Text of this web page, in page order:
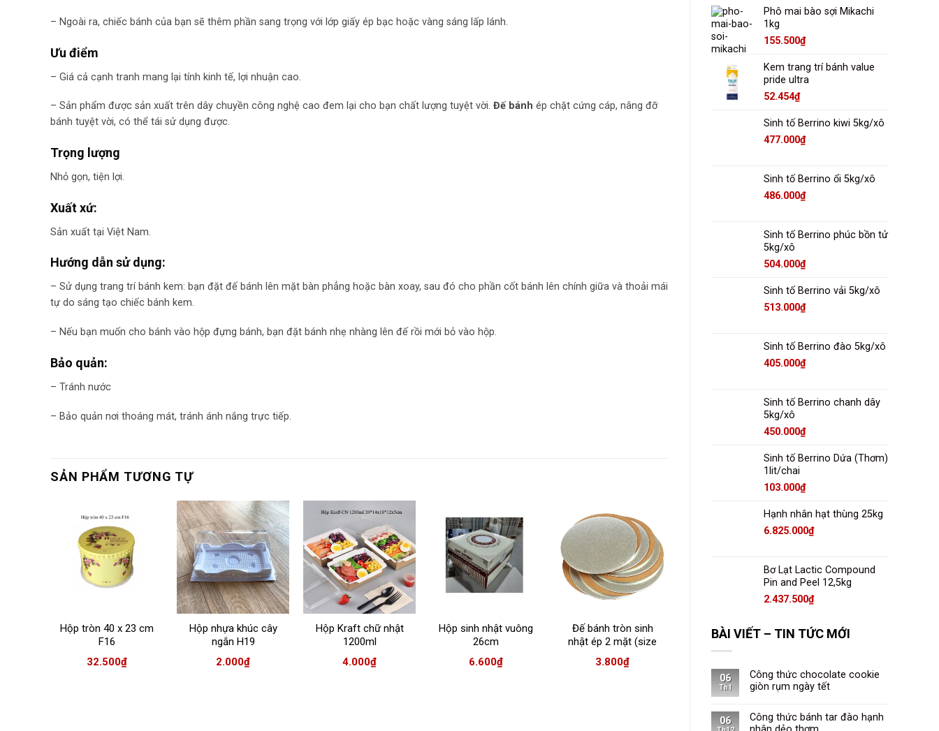
– Ngoài ra, chiếc bánh của bạn sẽ thêm phần sang trọng với lớp giấy ép bạc hoặc vàng sáng lấp lánh.
Ưu điểm
– Giá cả cạnh tranh mang lại tính kinh tế, lợi nhuận cao.
– Sản phẩm được sản xuất trên dây chuyền công nghệ cao đem lại cho bạn chất lượng tuyệt vời. Đế bánh ép chặt cứng cáp, nâng đỡ
bánh tuyệt vời, có thể tái sử dụng được.
Trọng lượng
Nhỏ gọn, tiện lợi.
Xuất xứ:
Sản xuất tại Việt Nam.
Hướng dẫn sử dụng:
– Sử dụng trang trí bánh kem: bạn đặt đế bánh lên mặt bàn phẳng hoặc bàn xoay, sau đó cho phần cốt bánh lên chính giữa và thoải mái
tự do sáng tạo chiếc bánh kem.
– Nếu bạn muốn cho bánh vào hộp đựng bánh, bạn đặt bánh nhẹ nhàng lên đế rồi mới bỏ vào hộp.
Bảo quản:
– Tránh nước
– Bảo quản nơi thoáng mát, tránh ánh nắng trực tiếp.
SẢN PHẨM TƯƠNG TỰ
Hộp tròn 40 x 23 cm
F16
32.500₫
Hộp nhựa khúc cây
ngắn H19
2.000₫
Hộp Kraft chữ nhật
1200ml
4.000₫
Hộp sinh nhật vuông
26cm
6.600₫
Đế bánh tròn sinh
nhật ép 2 mặt (size
26)
3.800₫
Phô mai bào sợi Mikachi
1kg
155.500₫
Kem trang trí bánh value
pride ultra
52.454₫
Sinh tố Berrino kiwi 5kg/xô
477.000₫
Sinh tố Berrino ổi 5kg/xô
486.000₫
Sinh tố Berrino phúc bồn tử
5kg/xô
504.000₫
Sinh tố Berrino vải 5kg/xô
513.000₫
Sinh tố Berrino đào 5kg/xô
405.000₫
Sinh tố Berrino chanh dây
5kg/xô
450.000₫
Sinh tố Berrino Dứa (Thơm)
1lit/chai
103.000₫
Hạnh nhân hạt thùng 25kg
6.825.000₫
Bơ Lạt Lactic Compound
Pin and Peel 12,5kg
2.437.500₫
BÀI VIẾT – TIN TỨC MỚI
06
Th1
Công thức chocolate cookie
giòn rụm ngày tết
06
Công thức bánh tar đào hạnh